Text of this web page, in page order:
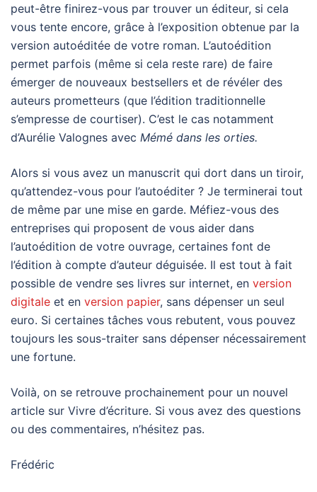
peut-être finirez-vous par trouver un éditeur, si cela
vous tente encore, grâce à l’exposition obtenue par la
version autoéditée de votre roman. L’autoédition
permet parfois (même si cela reste rare) de faire
émerger de nouveaux bestsellers et de révéler des
auteurs prometteurs (que l’édition traditionnelle
s’empresse de courtiser). C’est le cas notamment
d’Aurélie Valognes avec Mémé dans les orties.
Alors si vous avez un manuscrit qui dort dans un tiroir,
qu’attendez-vous pour l’autoéditer ? Je terminerai tout
de même par une mise en garde. Méfiez-vous des
entreprises qui proposent de vous aider dans
l’autoédition de votre ouvrage, certaines font de
l’édition à compte d’auteur déguisée. Il est tout à fait
possible de vendre ses livres sur internet, en version
digitale et en version papier, sans dépenser un seul
euro. Si certaines tâches vous rebutent, vous pouvez
toujours les sous-traiter sans dépenser nécessairement
une fortune.
Voilà, on se retrouve prochainement pour un nouvel
article sur Vivre d’écriture. Si vous avez des questions
ou des commentaires, n’hésitez pas.
Frédéric